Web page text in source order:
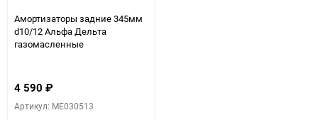
Амортизаторы задние 345мм
d10/12 Альфа Дельта
газомасленные
4 590 ₽
Артикул: ME030513